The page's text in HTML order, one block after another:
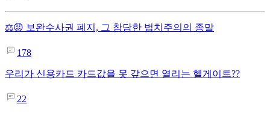
⚖️😡 보완수사권 폐지, 그 참담한 법치주의의 종말
178
우리가 신용카드 카드값을 못 갚으면 열리는 헬게이트??
22